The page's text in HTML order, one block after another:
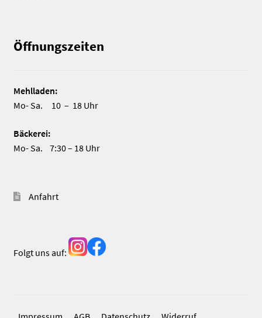
Öffnungszeiten
Mehlladen:
Mo- Sa. 10 – 18 Uhr
Bäckerei:
Mo- Sa. 7:30 – 18 Uhr
Anfahrt
Folgt uns auf: